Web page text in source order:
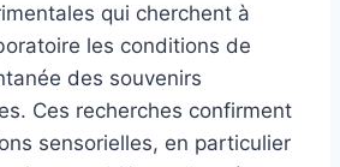
qui cherchent à
les conditions de
des souvenirs
Ces recherches confirment
sensorielles, en particulier